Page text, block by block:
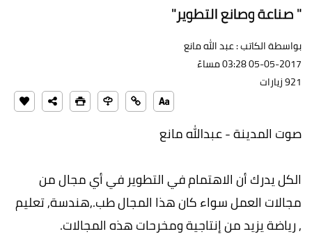
" صناعة وصانع التطوير"
بواسطة الكاتب : عبد الله مانع
05-05-2017 03:28 مساءً
921 زيارات
صوت المدينة - عبدالله مانع
الكل يدرك أن الاهتمام في التطوير في أي مجال من
مجالات العمل سواء كان هذا المجال طب.,هندسة, تعليم
, رياضة يزيد من إنتاجية ومخرحات هذه المجالات.